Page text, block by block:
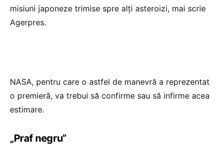
misiuni japoneze trimise spre alţi asteroizi, mai scrie
Agerpres.
NASA, pentru care o astfel de manevră a reprezentat
o premieră, va trebui să confirme sau să infirme acea
estimare.
„Praf negru”